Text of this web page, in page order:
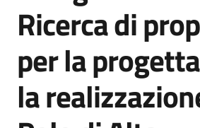
Vivere
Vibo
Valentia
Ricerca di
per la
la